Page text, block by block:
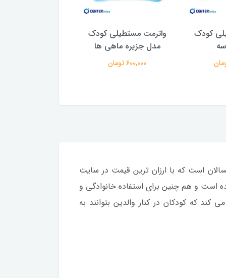
کودک
واترمت مستطیلی کودک
مدل جزیره ماهی ها
600,000 تومان
است که با ارزان ترین قیمت در سایت
است و هم چنین برای استفاده خانوادگی و
که کودکان در کنار والدین بتوانند به